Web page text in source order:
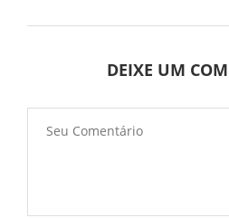
DEIXE UM